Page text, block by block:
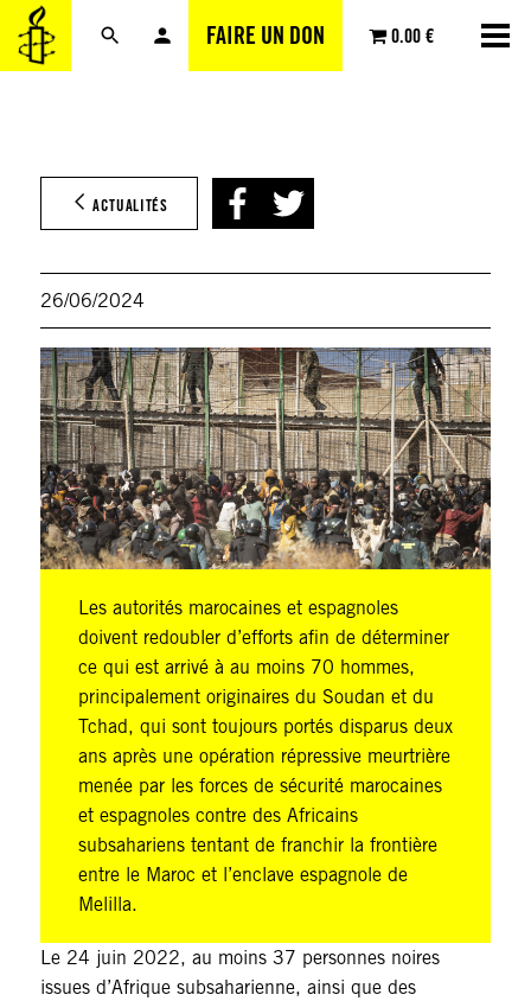
FAIRE UN DON 0.00 €
Aller
au
contenu
ACTUALITÉS
26/06/2024
Les autorités marocaines et espagnoles
doivent redoubler d’efforts afin de déterminer
ce qui est arrivé à au moins 70 hommes,
principalement originaires du Soudan et du
Tchad, qui sont toujours portés disparus deux
ans après une opération répressive meurtrière
menée par les forces de sécurité marocaines
et espagnoles contre des Africains
subsahariens tentant de franchir la frontière
entre le Maroc et l’enclave espagnole de
Melilla.
Le 24 juin 2022, au moins 37 personnes noires
issues d’Afrique subsaharienne, ainsi que des